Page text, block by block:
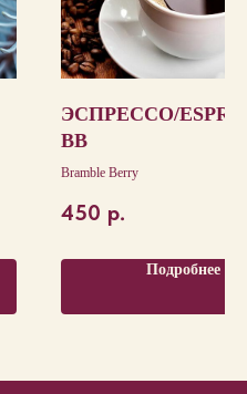
ЭСПРЕССО/
BB
Bramble Berry
450 р.
Подробнее